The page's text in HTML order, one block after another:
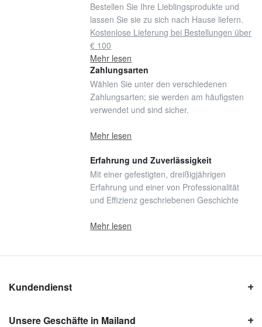
Bestellen Sie Ihre Lieblingsprodukte und
lassen Sie sie zu sich nach Hause liefern.
Kostenlose Lieferung bei Bestellungen über
€ 100
Mehr lesen
Zahlungsarten
Wählen Sie unter den verschiedenen
Zahlungsarten; sie werden am häufigsten
verwendet und sind sicher.
Mehr lesen
Erfahrung und Zuverlässigkeit
Mit einer gefestigten, dreißigjährigen
Erfahrung und einer von Professionalität
und Effizienz geschriebenen Geschichte
Mehr lesen
Kundendienst
Unsere Geschäfte in Mailand